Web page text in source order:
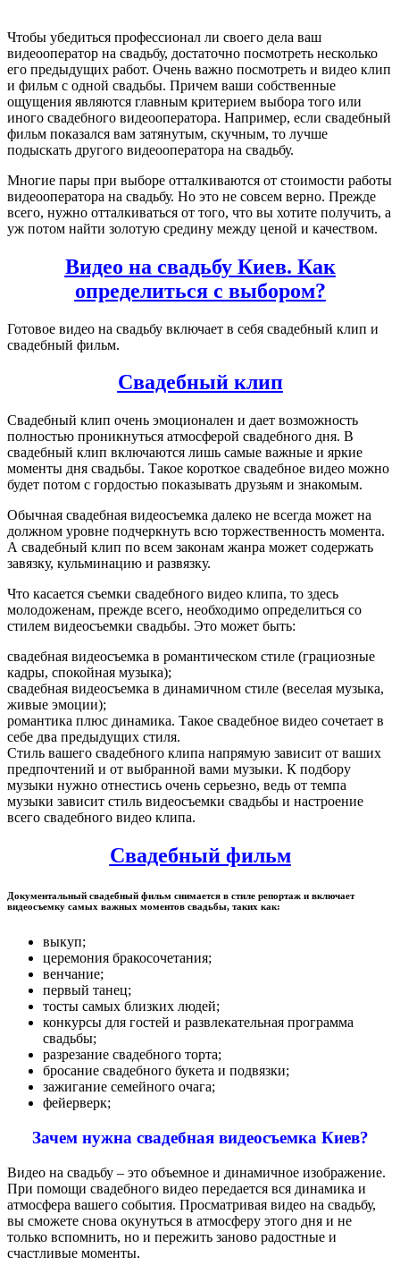
Чтобы убедиться профессионал ли своего дела ваш
видеооператор на свадьбу, достаточно посмотреть несколько
его предыдущих работ. Очень важно посмотреть и видео клип
и фильм с одной свадьбы. Причем ваши собственные
ощущения являются главным критерием выбора того или
иного свадебного видеооператора. Например, если свадебный
фильм показался вам затянутым, скучным, то лучше
подыскать другого видеооператора на свадьбу.
Многие пары при выборе отталкиваются от стоимости работы
видеооператора на свадьбу. Но это не совсем верно. Прежде
всего, нужно отталкиваться от того, что вы хотите получить, а
уж потом найти золотую средину между ценой и качеством.
Видео на свадьбу Киев. Как
определиться с выбором?
Готовое видео на свадьбу включает в себя свадебный клип и
свадебный фильм.
Свадебный клип
Свадебный клип очень эмоционален и дает возможность
полностью проникнуться атмосферой свадебного дня. В
свадебный клип включаются лишь самые важные и яркие
моменты дня свадьбы. Такое короткое свадебное видео можно
будет потом с гордостью показывать друзьям и знакомым.
Обычная свадебная видеосъемка далеко не всегда может на
должном уровне подчеркнуть всю торжественность момента.
А свадебный клип по всем законам жанра может содержать
завязку, кульминацию и развязку.
Что касается съемки свадебного видео клипа, то здесь
молодоженам, прежде всего, необходимо определиться со
стилем видеосъемки свадьбы. Это может быть:
свадебная видеосъемка в романтическом стиле (грациозные
кадры, спокойная музыка);
свадебная видеосъемка в динамичном стиле (веселая музыка,
живые эмоции);
романтика плюс динамика. Такое свадебное видео сочетает в
себе два предыдущих стиля.
Стиль вашего свадебного клипа напрямую зависит от ваших
предпочтений и от выбранной вами музыки. К подбору
музыки нужно отнестись очень серьезно, ведь от темпа
музыки зависит стиль видеосъемки свадьбы и настроение
всего свадебного видео клипа.
Свадебный фильм
Документальный свадебный фильм снимается в стиле репортаж и включает
видеосъемку самых важных моментов свадьбы, таких как:
выкуп;
церемония бракосочетания;
венчание;
первый танец;
тосты самых близких людей;
конкурсы для гостей и развлекательная программа
свадьбы;
разрезание свадебного торта;
бросание свадебного букета и подвязки;
зажигание семейного очага;
фейерверк;
Зачем нужна свадебная видеосъемка Киев?
Видео на свадьбу – это объемное и динамичное изображение.
При помощи свадебного видео передается вся динамика и
атмосфера вашего события. Просматривая видео на свадьбу,
вы сможете снова окунуться в атмосферу этого дня и не
только вспомнить, но и пережить заново радостные и
счастливые моменты.